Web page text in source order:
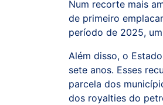
Num recorte mais
de primeiro
período de 2025, um
Além disso, o
sete anos. Esses
parcela dos
dos royalties do